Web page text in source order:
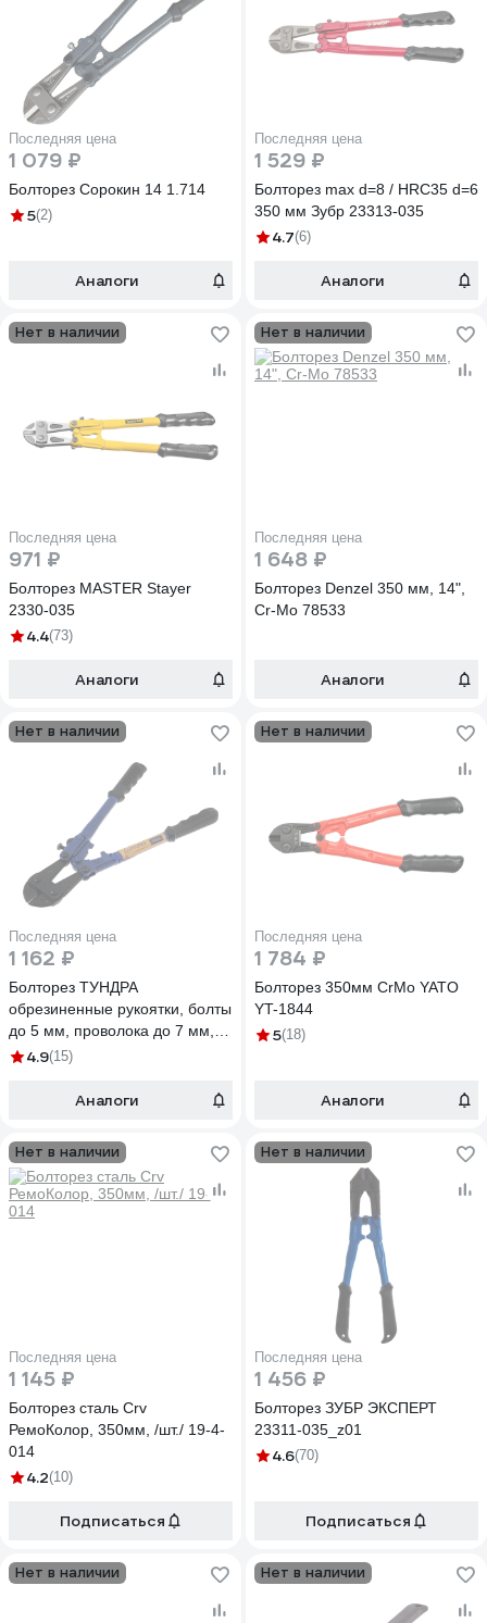
Последняя цена
1 079 ₽
Болторез Сорокин 14 1.714
5(2)
Аналоги
Последняя цена
1 529 ₽
Болторез max d=8 / HRC35 d=6
350 мм Зубр 23313-035
4.7(6)
Аналоги
Нет в наличии
Последняя цена
971 ₽
Болторез MASTER Stayer
2330-035
4.4(73)
Аналоги
Нет в наличии
Последняя цена
1 648 ₽
Болторез Denzel 350 мм, 14",
Cr-Mo 78533
Аналоги
Нет в наличии
Последняя цена
1 162 ₽
Болторез ТУНДРА
обрезиненные рукоятки, болты
до 5 мм, проволока до 7 мм,
350 мм 2992782
4.9(15)
Аналоги
Нет в наличии
Последняя цена
1 784 ₽
Болторез 350мм CrMo YATO
YT-1844
5(18)
Аналоги
Нет в наличии
Последняя цена
1 145 ₽
Болторез сталь Сrv
РемоКолор, 350мм, /шт./ 19-4-
014
4.2(10)
Подписаться
Нет в наличии
Последняя цена
1 456 ₽
Болторез ЗУБР ЭКСПЕРТ
23311-035_z01
4.6(70)
Подписаться
Нет в наличии Нет в наличии